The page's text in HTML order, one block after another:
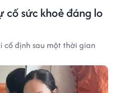
cố sức khoẻ đáng lo
cố định sau một thời gian